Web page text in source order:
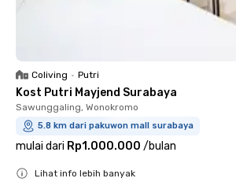
Coliving • Putri
Kost Putri Mayjend Surabaya
Sawunggaling, Wonokromo
5.8 km dari pakuwon mall surabaya
mulai dari Rp1.000.000 /bulan
Lihat info lebih banyak